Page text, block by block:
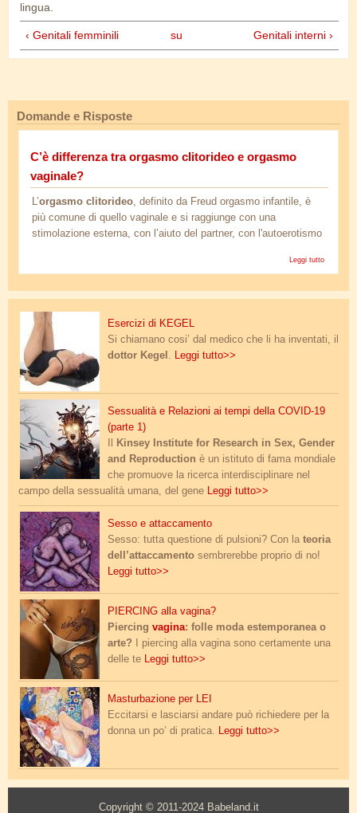
lingua.
‹ Genitali femminili su Genitali interni ›
Domande e Risposte
C’è differenza tra orgasmo clitorideo e orgasmo
vaginale?
L’orgasmo clitorideo, definito da Freud orgasmo infantile, è
più comune di quello vaginale e si raggiunge con una
stimolazione esterna, con l’aiuto del partner, con l'autoerotismo
Leggi tutto
vaginale?
esercizi_di_kegel.jpgEsercizi di KEGEL
Si chiamano cosi’ dal medico che li ha inventati, il
dottor Kegel . Leggi tutto>>
ac-odyssey-medusa-guide.jpgSessualità e Relazioni ai tempi della COVID-19
(parte 1)
Kinsey Institute for Research in Sex, Gender
and Reproduction è un istituto di fama mondiale
che promuove la ricerca interdisciplinare nel
campo della sessualità umana, del gene Leggi tutto>>
sesso_attaccamento.jpgSesso e attaccamento
Sesso: tutta questione di pulsioni? Con la teoria
dell’attaccamento sembrerebbe proprio di no!
Leggi tutto>>
piercing_vagina.jpgPIERCING alla vagina?
Piercing vagina: folle moda estemporanea o
arte?
I piercing alla vagina sono certamente una
delle te Leggi tutto>>
masturbazione_lei.jpgMasturbazione per LEI
Eccitarsi e lasciarsi andare può richiedere per la
donna un po’ di pratica. Leggi tutto>>
Copyright © 2011-2024 Babeland.it